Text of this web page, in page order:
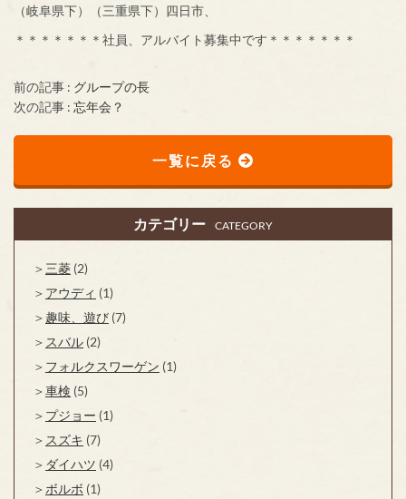
（岐阜県下）（三重県下）四日市、
＊＊＊＊＊＊＊社員、アルバイト募集中です＊＊＊＊＊＊＊
前の記事 : グループの長
次の記事 : 忘年会？
一覧に戻る
カテゴリー CATEGORY
三菱 (2)
アウディ (1)
趣味、遊び (7)
スバル (2)
フォルクスワーゲン (1)
車検 (5)
プジョー (1)
スズキ (7)
ダイハツ (4)
ボルボ (1)